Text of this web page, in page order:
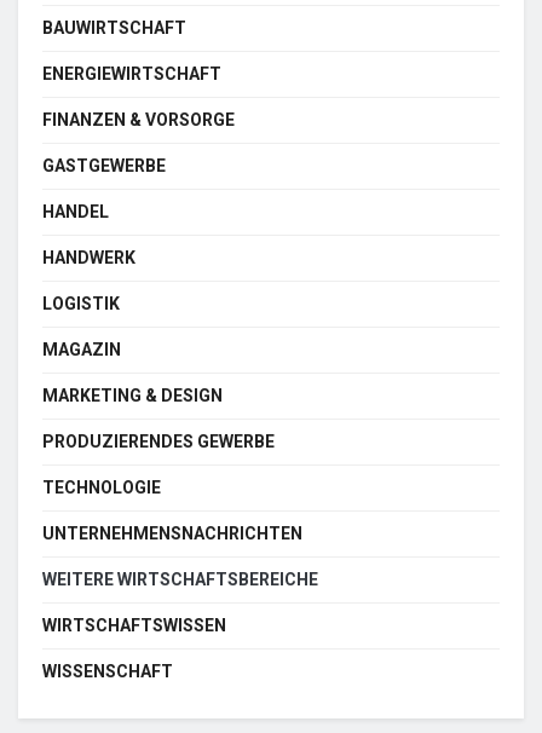
BAUWIRTSCHAFT
ENERGIEWIRTSCHAFT
FINANZEN & VORSORGE
GASTGEWERBE
HANDEL
HANDWERK
LOGISTIK
MAGAZIN
MARKETING & DESIGN
PRODUZIERENDES GEWERBE
TECHNOLOGIE
UNTERNEHMENSNACHRICHTEN
WEITERE WIRTSCHAFTSBEREICHE
WIRTSCHAFTSWISSEN
WISSENSCHAFT